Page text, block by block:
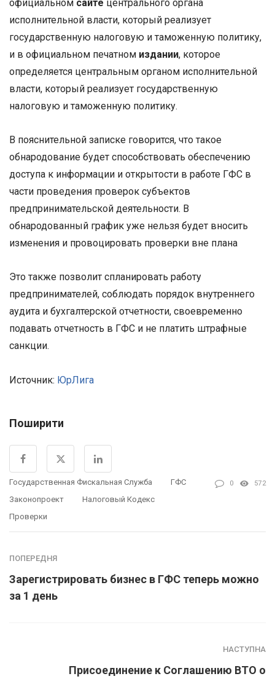
официальном сайте центрального органа
исполнительной власти, который реализует
государственную налоговую и таможенную политику,
и в официальном печатном издании, которое
определяется центральным органом исполнительной
власти, который реализует государственную
налоговую и таможенную политику.
В пояснительной записке говорится, что такое
обнародование будет способствовать обеспечению
доступа к информации и открытости в работе ГФС в
части проведения проверок субъектов
предпринимательской деятельности. В
обнародованный график уже нельзя будет вносить
изменения и провоцировать проверки вне плана
Это также позволит спланировать работу
предпринимателей, соблюдать порядок внутреннего
аудита и бухгалтерской отчетности, своевременно
подавать отчетность в ГФС и не платить штрафные
санкции.
Источник: ЮрЛига
Поширити
Государственная Фискальная Служба
ГФС
Законопроект
Налоговый Кодекс
Проверки
0 572
ПОПЕРЕДНЯ
Зарегистрировать бизнес в ГФС теперь можно
за 1 день
НАСТУПНА
Присоединение к Соглашению ВТО о